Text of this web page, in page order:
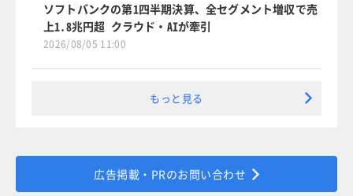
ソフトバンクの第1四半期決算、全セグメント増収で売
上1.8兆円超 クラウド・AIが牽引
2026/08/05 11:00
もっと見る
広告掲載・PRのお問い合わせ